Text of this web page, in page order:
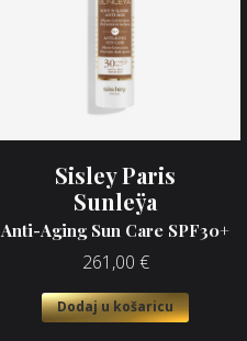
Sisley Paris
Sunleÿa
Anti-Aging Sun Care SPF30+
261,00 €
Dodaj u košaricu